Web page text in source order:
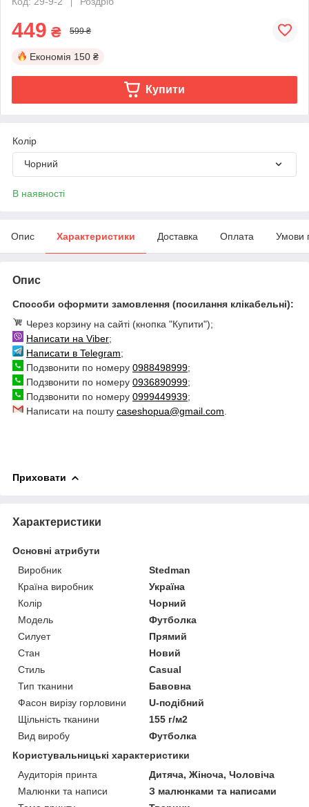
449 ₴ 599 ₴
Економія 150 ₴
Купити
Колір
Чорний
В наявності
Опис Характеристики Доставка Оплата Умови
Опис
Способи оформити замовлення (посилання клікабельні):
Через корзину на сайті (кнопка "Купити");
Написати на Viber;
Написати в Telegram;
Подзвонити по номеру 0988498999;
Подзвонити по номеру 0936890999;
Подзвонити по номеру 0999449939;
Написати на пошту caseshopua@gmail.com
Приховати
Характеристики
Основні атрибути
Виробник
Stedman
Країна виробник
Україна
Колір
Чорний
Модель
Футболка
Силует
Прямий
Стан
Новий
Стиль
Casual
Тип тканини
Бавовна
Фасон вирізу горловини
U-подібний
Щільність тканини
155 г/м2
Вид виробу
Футболка
Користувальницькі характеристики
Аудиторія принта
Дитяча, Жіноча, Чоловіча
Малюнки та написи
З малюнками та написами